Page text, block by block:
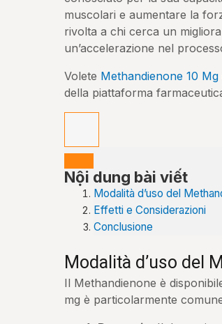
muscolari e aumentare la
rivolta a chi cerca un
un’accelerazione nel
Volete Methandienone 10
della piattaforma
Nội dung bài viết
Modalità d’uso del
Effetti e Considerazioni
Conclusione
Modalità d’uso del
Il Methandienone è
mg è particolarmente